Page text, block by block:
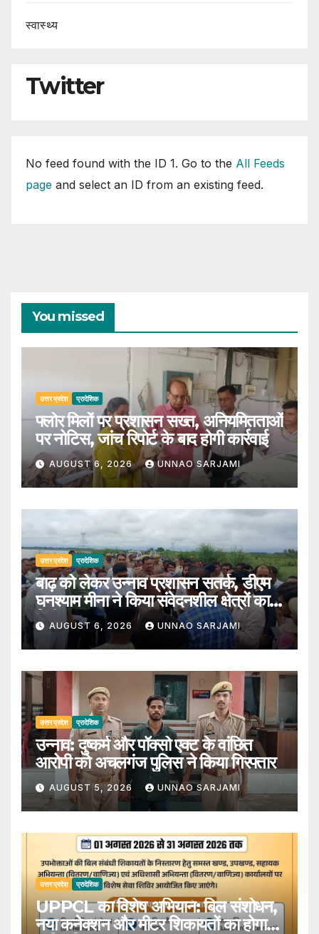
स्वास्थ्य
Twitter
No feed found with the ID 1. Go to the All Feeds
page and select an ID from an existing feed.
You missed
उत्तर प्रदेश प्रादेशिक
फ्लोर मिलों पर प्रशासन सख्त, अनियमितताओं
पर नोटिस, जांच रिपोर्ट के बाद होगी कार्रवाई
AUGUST 6, 2026 UNNAO SARJAMI
उत्तर प्रदेश प्रादेशिक
बाढ़ को लेकर उन्नाव प्रशासन सतर्क, डीएम
घनश्याम मीना ने किया संवेदनशील क्षेत्रों का
निरीक्षण
AUGUST 6, 2026 UNNAO SARJAMI
उत्तर प्रदेश प्रादेशिक
उन्नाव: दुष्कर्म और पॉक्सो एक्ट के वांछित
आरोपी को अचलगंज पुलिस ने किया गिरफ्तार
AUGUST 5, 2026 UNNAO SARJAMI
उत्तर प्रदेश प्रादेशिक
UPPCL का विशेष अभियान: बिल संशोधन,
नया कनेक्शन और मीटर शिकायतों का होगा